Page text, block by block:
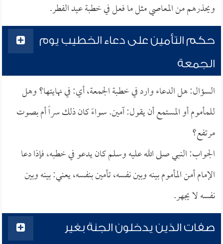
ويحذرهم من المعاصي مثل ما فعل في خطبة عيد الفطر.
حكم التأمين على دعاء الخطيب يوم
الجمعة
السؤال: هل الدعاء وارد في خطـبة الجمعة، أي: في نهايتها؟ وهل
للمأموم أو المستمع أن يقول: آمين. سواءً كان ذلك سراً أم بصوت
مرتفع؟
الجواب: النبي صلى الله عليه وسلم كان يدعو في خطبه، فإذا دعا
الإمام أمن المأموم بينه وبين نفسه، تأمين بنفسه، يعني: بينه وبين
نفسه لا يجهر.
صفات الذين يدخلون الجنة بغير